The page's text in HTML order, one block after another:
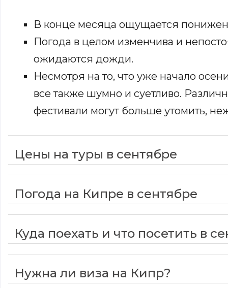
В конце месяца ощущается
Погода в целом изменчива и
ожидаются дожди.
Несмотря на то, что уже начало
все также шумно и суетливо.
фестивали могут больше утомить,
Цены на туры в сентябре
Погода на Кипре в сентябре
Куда поехать и что посетить в
Нужна ли виза на Кипр?